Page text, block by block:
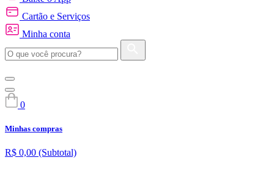
Cartão e Serviços
Minha conta
0
Minhas compras
R$ 0,00 (Subtotal)